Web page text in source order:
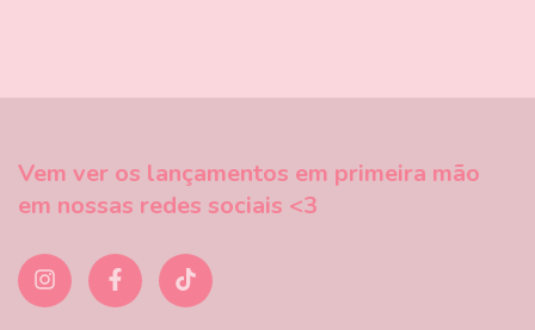
Vem ver os lançamentos em primeira mão
em nossas redes sociais <3